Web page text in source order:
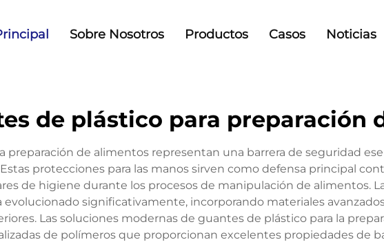
Sobre Nosotros Productos Casos Noticias
de plástico para preparación
preparación de alimentos representan una barrera de seguridad
protecciones para las manos sirven como defensa principal
de higiene durante los procesos de manipulación de alimentos.
significativamente, incorporando materiales
Las soluciones modernas de guantes de plástico para la
de polímeros que proporcionan excelentes propiedades de